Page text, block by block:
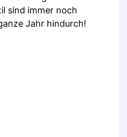
sind immer noch
Jahr hindurch!